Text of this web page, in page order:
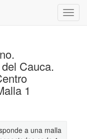
Cauca.
1
a una malla